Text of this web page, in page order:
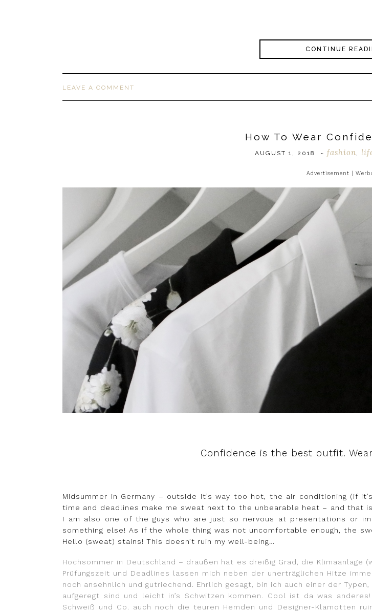
CONTINUE
LEAVE A COMMENT
How To Wear
AUGUST 1, 2018 ~ fashion,
Advertisement |
Confidence is the best outfit.
Midsummer in Germany – outside it’s way too hot, the air conditioning (if
time and deadlines make me sweat next to the unbearable heat – and that
I am also one of the guys who are just so nervous at presentations or
something else! As if the whole thing was not uncomfortable enough, the
Hello (sweat) stains! This doesn’t ruin my well-being…
Hochsommer in Deutschland – draußen hat es dreißig Grad, die
Prüfungszeit und Deadlines lassen mich neben der unerträglichen Hitze
noch ansehnlich und gutriechend. Ehrlich gesagt, bin ich auch einer der
aufgeregt sind und leicht in’s Schwitzen kommen. Cool ist da was
Schweiß und Co. auch noch die teuren Hemden und Designer-Klamotten